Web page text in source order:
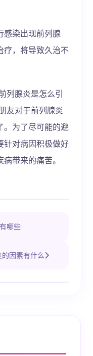
感染出现前列腺
疗，将导致久治不
列腺炎是怎么引
友对于前列腺炎
。为了尽可能的避
针对病因积极做好
带来的痛苦。
哪些
因素有什么